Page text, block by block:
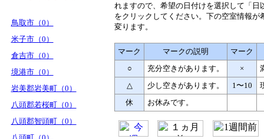
鳥取市（0）
米子市（0）
倉吉市（0）
境港市（0）
岩美郡岩美町（0）
八頭郡若桜町（0）
八頭郡智頭町（0）
れますので、希望の日付けを選択して「日
をクリックしてください。下の空室情報が
変ります。
マーク マークの説明
マーク
○
充分空きがあります。 ×
△
少し空きがあります。 1〜10
休
お休みです。